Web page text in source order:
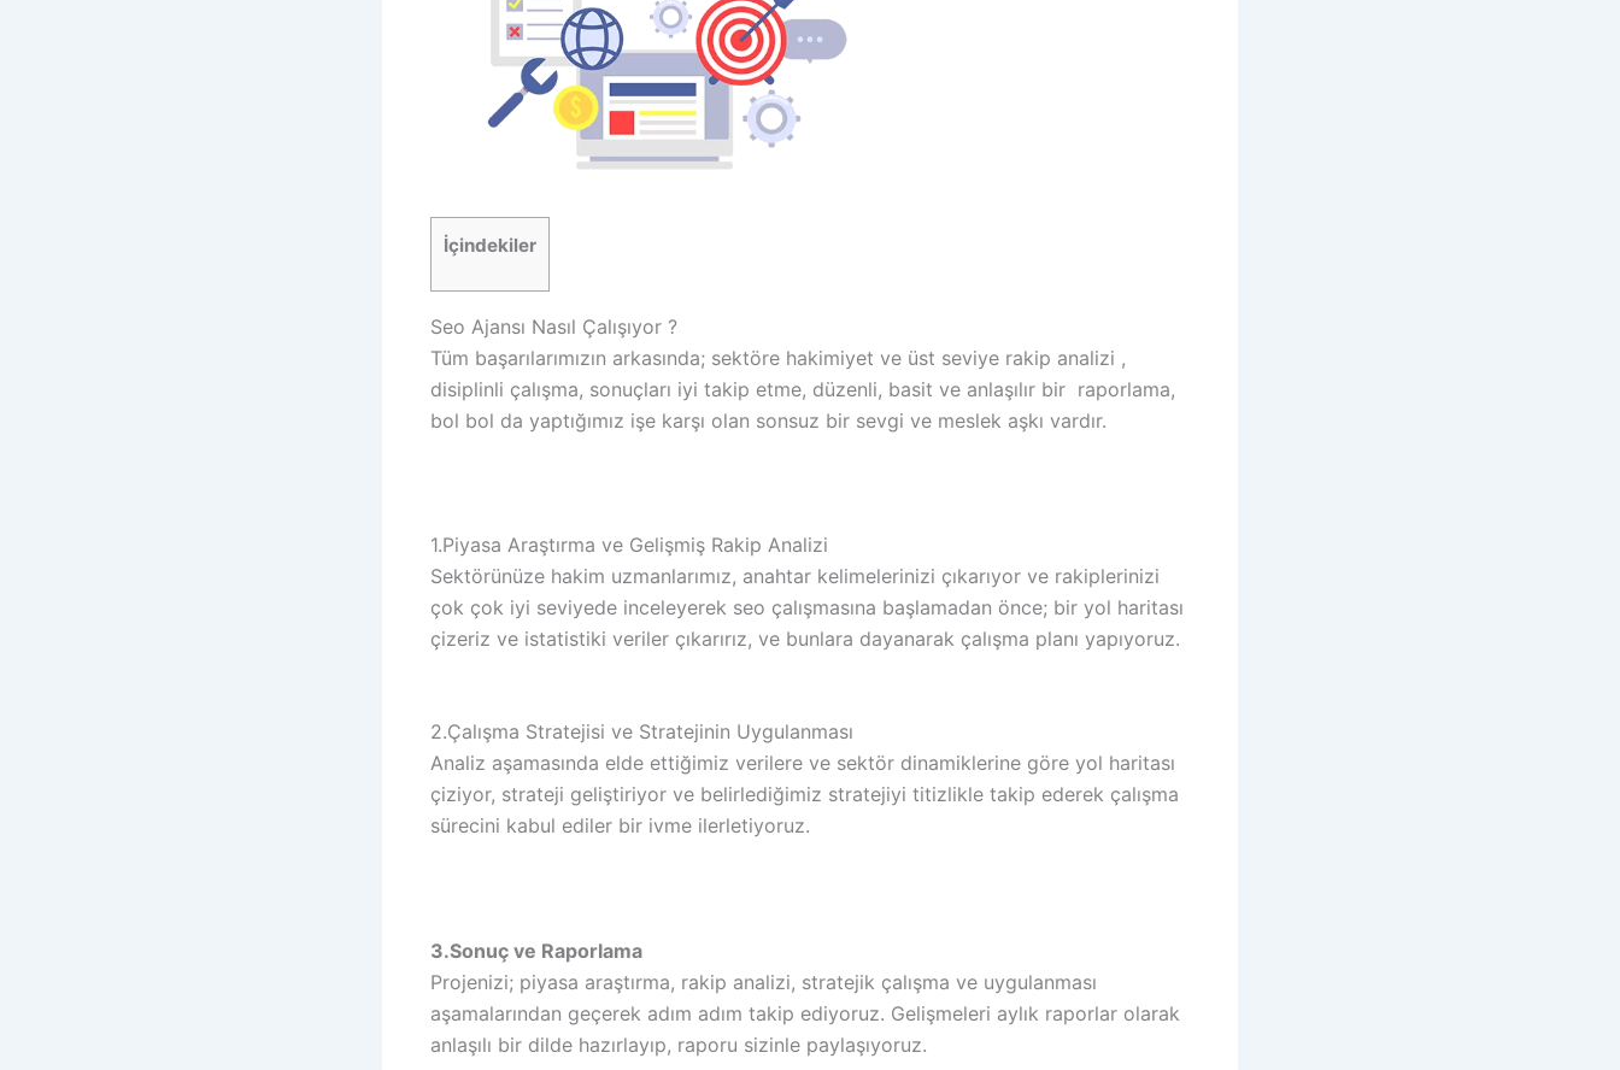
İçindekiler
Seo Ajansı Nasıl Çalışıyor ?
Tüm başarılarımızın arkasında; sektöre hakimiyet ve üst seviye rakip analizi ,
disiplinli çalışma, sonuçları iyi takip etme, düzenli, basit ve anlaşılır bir raporlama,
bol bol da yaptığımız işe karşı olan sonsuz bir sevgi ve meslek aşkı vardır.
1.Piyasa Araştırma ve Gelişmiş Rakip Analizi
Sektörünüze hakim uzmanlarımız, anahtar kelimelerinizi çıkarıyor ve rakiplerinizi
çok çok iyi seviyede inceleyerek seo çalışmasına başlamadan önce; bir yol haritası
çizeriz ve istatistiki veriler çıkarırız, ve bunlara dayanarak çalışma planı yapıyoruz.
2.Çalışma Stratejisi ve Stratejinin Uygulanması
Analiz aşamasında elde ettiğimiz verilere ve sektör dinamiklerine göre yol haritası
çiziyor, strateji geliştiriyor ve belirlediğimiz stratejiyi titizlikle takip ederek çalışma
sürecini kabul ediler bir ivme ilerletiyoruz.
3.Sonuç ve Raporlama
Projenizi; piyasa araştırma, rakip analizi, stratejik çalışma ve uygulanması
aşamalarından geçerek adım adım takip ediyoruz. Gelişmeleri aylık raporlar olarak
anlaşılı bir dilde hazırlayıp, raporu sizinle paylaşıyoruz.